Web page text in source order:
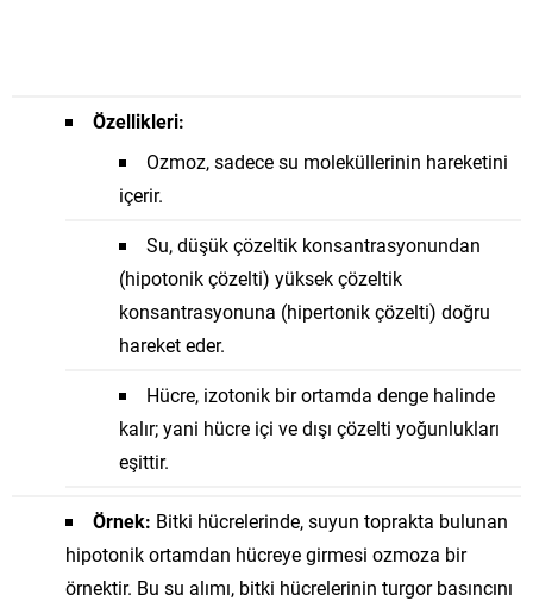
Özellikleri:
Ozmoz, sadece su moleküllerinin hareketini
içerir.
Su, düşük çözeltik konsantrasyonundan
(hipotonik çözelti) yüksek çözeltik
konsantrasyonuna (hipertonik çözelti) doğru
hareket eder.
Hücre, izotonik bir ortamda denge halinde
kalır; yani hücre içi ve dışı çözelti yoğunlukları
eşittir.
Örnek: Bitki hücrelerinde, suyun toprakta bulunan
hipotonik ortamdan hücreye girmesi ozmoza bir
örnektir. Bu su alımı, bitki hücrelerinin turgor basıncını